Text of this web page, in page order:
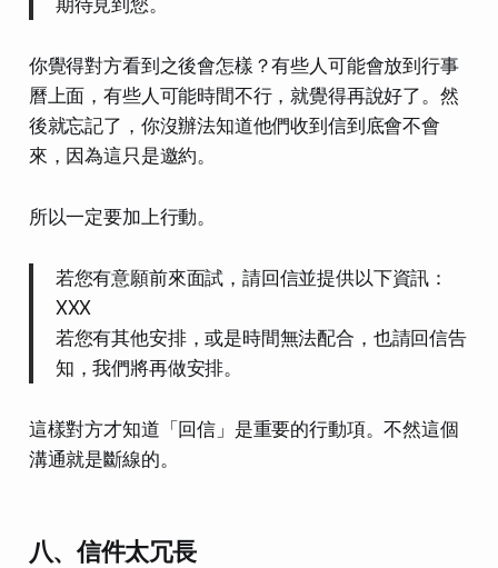
期待見到您。
你覺得對方看到之後會怎樣？有些人可能會放到行事
曆上面，有些人可能時間不行，就覺得再說好了。然
後就忘記了，你沒辦法知道他們收到信到底會不會
來，因為這只是邀約。
所以一定要加上行動。
若您有意願前來面試，請回信並提供以下資訊：
XXX
若您有其他安排，或是時間無法配合，也請回信告
知，我們將再做安排。
這樣對方才知道「回信」是重要的行動項。不然這個
溝通就是斷線的。
八、信件太冗長